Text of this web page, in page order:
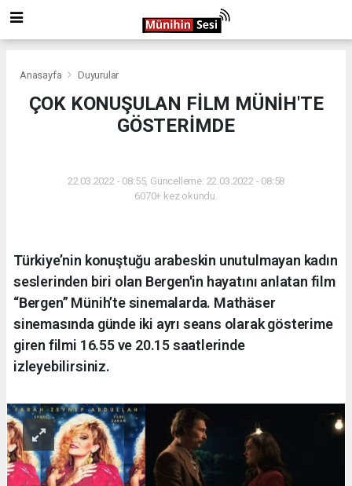
Anasayfa Duyurular
ÇOK KONUŞULAN FİLM MÜNİH'TE
GÖSTERİMDE
22.03.2022 - 08:55, Güncelleme: 22.03.2022 - 08:58
6070+ kez okundu.
Türkiye’nin konuştuğu arabeskin unutulmayan kadın
seslerinden biri olan Bergen'in hayatını anlatan film
“Bergen” Münih’te sinemalarda. Mathäser
sinemasında günde iki ayrı seans olarak gösterime
giren filmi 16.55 ve 20.15 saatlerinde
izleyebilirsiniz.